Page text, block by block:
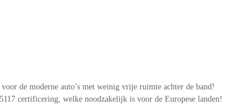
de moderne auto’s met weinig vrije ruimte achter de band!
certificering, welke noodzakelijk is voor de Europese landen!